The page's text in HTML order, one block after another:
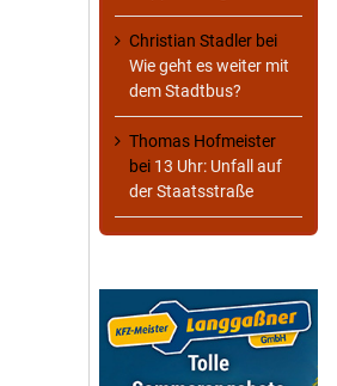
Christian Stadler bei
Wie geht es weiter mit
dem Stadtbus?
Thomas Hofmeister
bei 13 Uhr: Unfall auf
der Staatsstraße